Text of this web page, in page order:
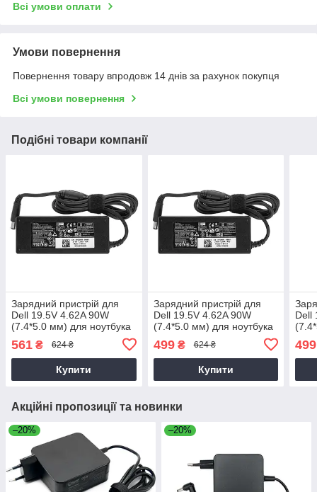
Всі умови оплати
Умови повернення
Повернення товару впродовж 14 днів за рахунок покупця
Всі умови повернення
Подібні товари компанії
Зарядний пристрій для
Dell 19.5V 4.62A 90W
(7.4*5.0 мм) для ноутбука
P63G, P63G002 90W
561 ₴ 624 ₴
Купити
Зарядний пристрій для
Dell 19.5V 4.62A 90W
(7.4*5.0 мм) для ноутбука
499₴ 624 ₴
Купити
Dell
499
Акційні пропозиції та новинки
–20% –20%